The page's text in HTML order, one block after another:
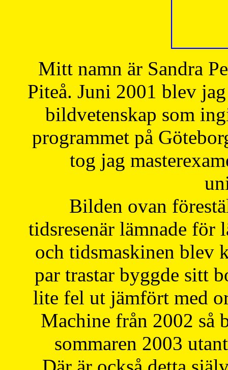
Mitt namn är Sandra
Piteå. Juni 2001 blev
bildvetenskap som
programmet på
tog jag
Bilden ovan
tidsresenär lämnade för
och tidsmaskinen blev
par trastar byggde sitt
lite fel ut jämfört med
Machine från 2002 så
sommaren 2003